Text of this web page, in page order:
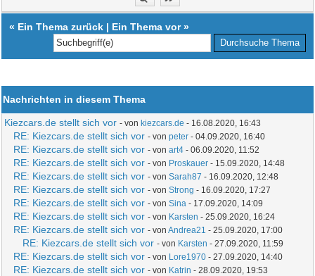
« Ein Thema zurück | Ein Thema vor»
Nachrichten in diesem Thema
Kiezcars.de stellt sich vor - von kiezcars.de - 16.08.2020, 16:43
RE: Kiezcars.de stellt sich vor - vonpeter - 04.09.2020, 16:40
RE: Kiezcars.de stellt sich vor - vonart4 - 06.09.2020, 11:52
RE: Kiezcars.de stellt sich vor - von Proskauer - 15.09.2020, 14:48
RE: Kiezcars.de stellt sich vor - vonSarah87 - 16.09.2020, 12:48
RE: Kiezcars.de stellt sich vor - vonStrong - 16.09.2020, 17:27
RE: Kiezcars.de stellt sich vor - vonSina - 17.09.2020, 14:09
RE: Kiezcars.de stellt sich vor - von Karsten - 25.09.2020, 16:24
RE: Kiezcars.de stellt sich vor - vonAndrea21 - 25.09.2020, 17:00
RE: Kiezcars.de stellt sich vor - von Karsten - 27.09.2020, 11:59
RE: Kiezcars.de stellt sich vor - von Lore1970 - 27.09.2020, 14:40
RE: Kiezcars.de stellt sich vor - von Katrin - 28.09.2020, 19:53